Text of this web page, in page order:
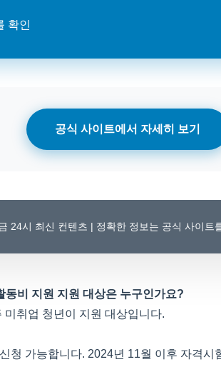
확인
공식 사이트에서 자세히 보기
24시 최신 컨텐츠 | 정확한 정보는 공식 사이트
비 지원 지원 대상은 누구인가요?
취업 청년이 지원 대상입니다.
청 가능합니다. 2024년 11월 이후 자격시